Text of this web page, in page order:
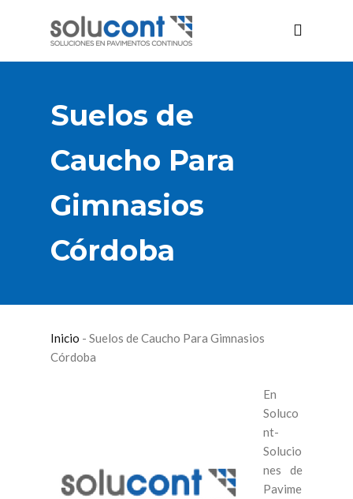
Suelos de
Caucho Para
Gimnasios
Córdoba
Inicio - Suelos de Caucho Para Gimnasios
Córdoba
En
Soluco
nt-
Solucio
nes de
Pavime